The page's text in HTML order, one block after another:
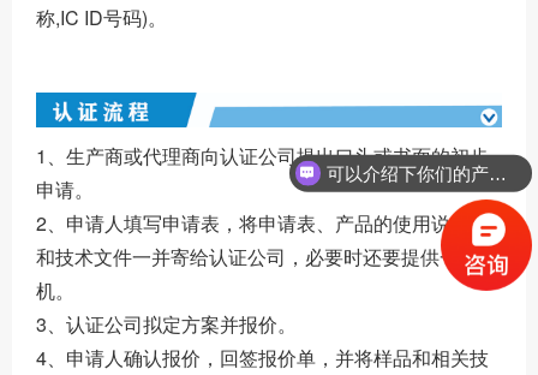
称,IC ID号码)。
1、生产商或代理商向认证公司提出口头或书面的初步
申请。
2、申请人填写申请表，将申请表、产品的使用说明书
和技术文件一并寄给认证公司，必要时还要提供一台样
机。
3、认证公司拟定方案并报价。
4、申请人确认报价，回签报价单，并将样品和相关技
可以介绍下你们的产品么？